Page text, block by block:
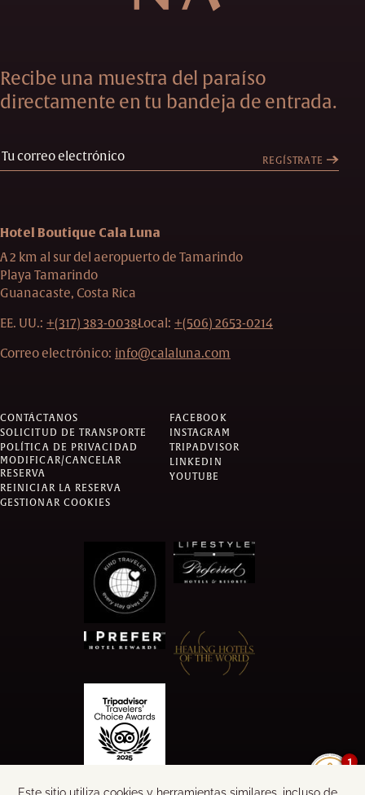
Recibe una muestra del paraíso
directamente en tu bandeja de entrada.
REGÍSTRATE
Hotel Boutique Cala Luna
A 2 km al sur del aeropuerto de Tamarindo
Playa Tamarindo
Guanacaste, Costa Rica
EE. UU.: +(317) 383-0038Local: +(506) 2653-0214
Correo electrónico: info@calaluna.com
CONTÁCTANOS
SOLICITUD DE TRANSPORTE
POLÍTICA DE PRIVACIDAD
MODIFICAR/CANCELAR
RESERVA
REINICIAR LA RESERVA
GESTIONAR COOKIES
FACEBOOK
INSTAGRAM
TRIPADVISOR
LINKEDIN
YOUTUBE
1